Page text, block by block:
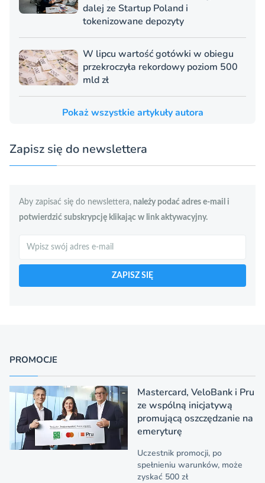
dalej ze Startup Poland i
tokenizowane depozyty
W lipcu wartość gotówki w obiegu
przekroczyła rekordowy poziom 500
mld zł
Pokaż wszystkie artykuły autora
Zapisz się do newslettera
Aby zapisać się do newslettera, należy podać adres e-mail i
potwierdzić subskrypcję klikając w link aktywacyjny.
ZAPISZ SIĘ
PROMOCJE
Mastercard, VeloBank i Pru
ze wspólną inicjatywą
promującą oszczędzanie na
emeryturę
Uczestnik promocji, po
spełnieniu warunków, może
zyskać 500 zł